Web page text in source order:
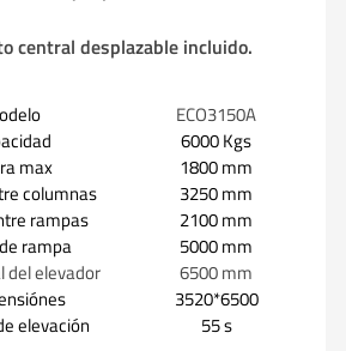
central desplazable incluido.
ECO3150A
6000 Kgs
max
1800 mm
columnas
3250 mm
rampas
2100 mm
rampa
5000 mm
del elevador
6500 mm
3520*6500
elevación
55 s